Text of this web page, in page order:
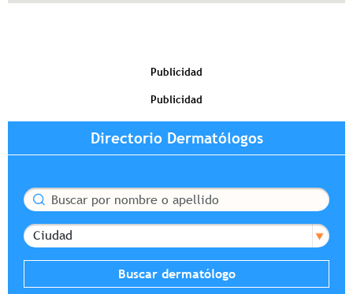
Publicidad
Publicidad
Directorio Dermatólogos
Buscar
Ciudad